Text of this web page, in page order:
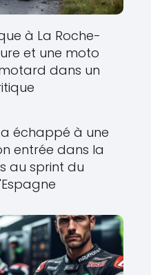
à La Roche-
et une moto
dans un
échappé à une
entrée dans la
au sprint du